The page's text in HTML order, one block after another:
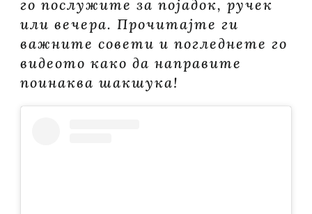
го послужите за појадок, ручек
или вечера. Прочитајте ги
важните совети и погледнете го
видеото како да направите
поинаква шакшука!